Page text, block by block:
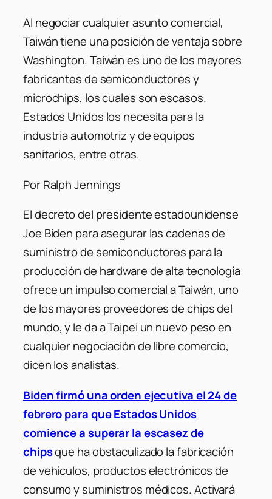
Al negociar cualquier asunto comercial,
Taiwán tiene una posición de ventaja sobre
Washington. Taiwán es uno de los mayores
fabricantes de semiconductores y
microchips, los cuales son escasos.
Estados Unidos los necesita para la
industria automotriz y de equipos
sanitarios, entre otras.
Por Ralph Jennings
El decreto del presidente estadounidense
Joe Biden para asegurar las cadenas de
suministro de semiconductores para la
producción de hardware de alta tecnología
ofrece un impulso comercial a Taiwán, uno
de los mayores proveedores de chips del
mundo, y le da a Taipei un nuevo peso en
cualquier negociación de libre comercio,
dicen los analistas.
Biden firmó una orden ejecutiva el 24 de
febrero para que Estados Unidos
comience a superar la escasez de
chipsque ha obstaculizado la fabricación
de vehículos, productos electrónicos de
consumo y suministros médicos. Activará